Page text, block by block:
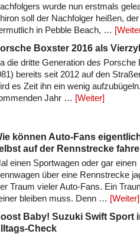
wurde nun erstmals
soll der Nachfolger heißen, der
in Pebble Beach, …
Boxster 2016 als
die dritte Generation des Porsche
bereits seit 2012 auf den
es Zeit ihn ein wenig
Jahr … [Weiter]
können Auto-Fans
auf der Rennstrecke
einen Sportwagen oder gar einen
über eine Rennstrecke
Traum vieler Auto-Fans. Ein
bleiben muss. Denn … [Weiter]
Baby! Suzuki Swift Sport
Check